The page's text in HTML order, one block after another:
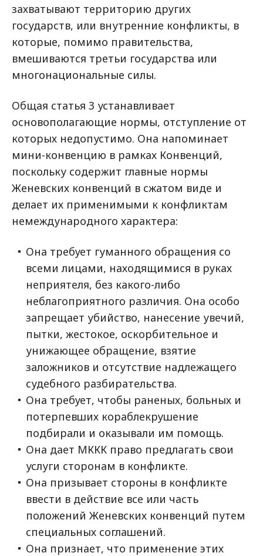
захватывают территорию других
государств, или внутренние конфликты, в
которые, помимо правительства,
вмешиваются третьи государства или
многонациональные силы.
Общая статья 3 устанавливает
основополагающие нормы, отступление от
которых недопустимо. Она напоминает
мини-конвенцию в рамках Конвенций,
поскольку содержит главные нормы
Женевских конвенций в сжатом виде и
делает их применимыми к конфликтам
немеждународного характера:
Она требует гуманного обращения со
всеми лицами, находящимися в руках
неприятеля, без какого-либо
неблагоприятного различия. Она особо
запрещает убийство, нанесение увечий,
пытки, жестокое, оскорбительное и
унижающее обращение, взятие
заложников и отсутствие надлежащего
судебного разбирательства.
Она требует, чтобы раненых, больных и
потерпевших кораблекрушение
подбирали и оказывали им помощь.
Она дает МККК право предлагать свои
услуги сторонам в конфликте.
Она призывает стороны в конфликте
ввести в действие все или часть
положений Женевских конвенций путем
специальных соглашений.
Она признает, что применение этих